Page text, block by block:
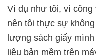
Ví dụ như tôi, vì công
nên tôi thực sự
lượng sách giấy
liệu bản mềm trên